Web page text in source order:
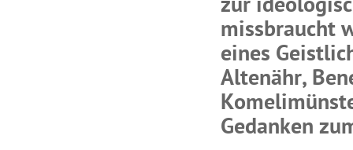
zur
missbraucht
eines
Altenähr,
Gedanken